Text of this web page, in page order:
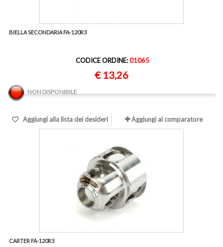
BIELLA SECONDARIA FA-120R3
CODICE ORDINE:01065
€ 13,26
NON DISPONIBILE
Aggiungi alla lista dei desideri Aggiungi al comparatore
CARTER FA-120R3